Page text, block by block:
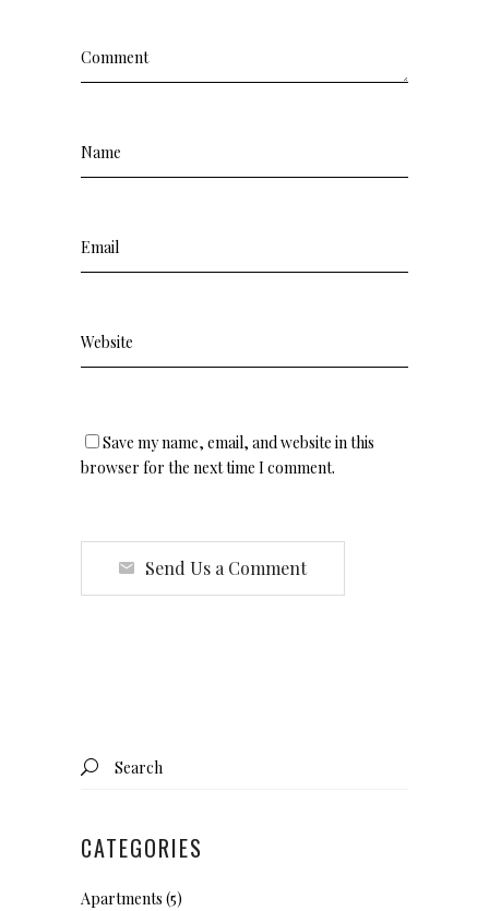
Save my name, email, and website in this
browser for the next time I comment.
Send Us a Comment
Search
for:
CATEGORIES
Apartments (5)